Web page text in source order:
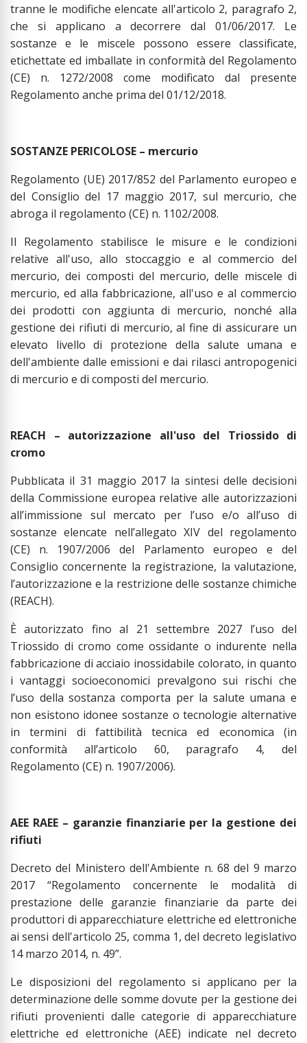
tranne le modifiche elencate all'articolo 2, paragrafo 2,
che si applicano a decorrere dal 01/06/2017. Le
sostanze e le miscele possono essere classificate,
etichettate ed imballate in conformità del Regolamento
(CE) n. 1272/2008 come modificato dal presente
Regolamento anche prima del 01/12/2018.
SOSTANZE PERICOLOSE – mercurio
Regolamento (UE) 2017/852 del Parlamento europeo e
del Consiglio del 17 maggio 2017, sul mercurio, che
abroga il regolamento (CE) n. 1102/2008.
Il Regolamento stabilisce le misure e le condizioni
relative all'uso, allo stoccaggio e al commercio del
mercurio, dei composti del mercurio, delle miscele di
mercurio, ed alla fabbricazione, all'uso e al commercio
dei prodotti con aggiunta di mercurio, nonché alla
gestione dei rifiuti di mercurio, al fine di assicurare un
elevato livello di protezione della salute umana e
dell'ambiente dalle emissioni e dai rilasci antropogenici
di mercurio e di composti del mercurio.
REACH – autorizzazione all'uso del Triossido di
cromo
Pubblicata il 31 maggio 2017 la sintesi delle decisioni
della Commissione europea relative alle autorizzazioni
all’immissione sul mercato per l’uso e/o all’uso di
sostanze elencate nell’allegato XIV del regolamento
(CE) n. 1907/2006 del Parlamento europeo e del
Consiglio concernente la registrazione, la valutazione,
l’autorizzazione e la restrizione delle sostanze chimiche
(REACH).
È autorizzato fino al 21 settembre 2027 l’uso del
Triossido di cromo come ossidante o indurente nella
fabbricazione di acciaio inossidabile colorato, in quanto
i vantaggi socioeconomici prevalgono sui rischi che
l’uso della sostanza comporta per la salute umana e
non esistono idonee sostanze o tecnologie alternative
in termini di fattibilità tecnica ed economica (in
conformità all’articolo 60, paragrafo 4, del
Regolamento (CE) n. 1907/2006).
AEE RAEE – garanzie finanziarie per la gestione dei
rifiuti
Decreto del Ministero dell'Ambiente n. 68 del 9 marzo
2017 “Regolamento concernente le modalità di
prestazione delle garanzie finanziarie da parte dei
produttori di apparecchiature elettriche ed elettroniche
ai sensi dell'articolo 25, comma 1, del decreto legislativo
14 marzo 2014, n. 49”.
Le disposizioni del regolamento si applicano per la
determinazione delle somme dovute per la gestione dei
rifiuti provenienti dalle categorie di apparecchiature
elettriche ed elettroniche (AEE) indicate nel decreto